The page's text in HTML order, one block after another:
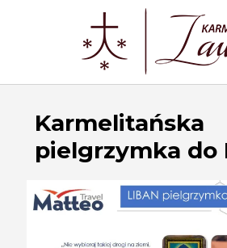
Karmelitańska
pielgrzymka do